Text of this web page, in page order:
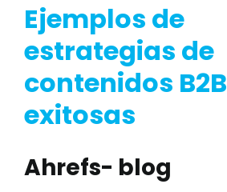
Ejemplos de
estrategias de
contenidos B2B
exitosas
Ahrefs- blog